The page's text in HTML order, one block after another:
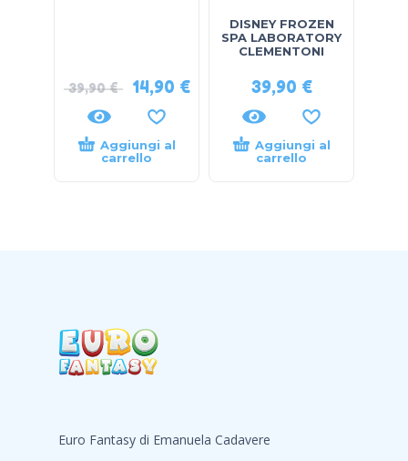
39,90€ 14,90 €
Aggiungi al
carrello
DISNEY FROZEN
SPA LABORATORY
CLEMENTONI
39,90 €
Aggiungi al
carrello
Euro Fantasy di Emanuela Cadavere